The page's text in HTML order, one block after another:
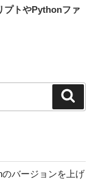
プトやPythonファ
バージョンを上げ